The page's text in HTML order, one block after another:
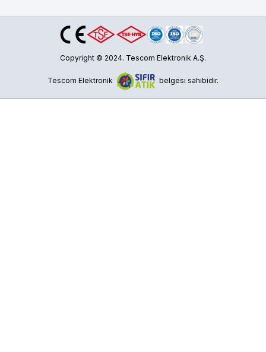
Copyright © 2024. Tescom Elektronik A.Ş.
Tescom Elektronik belgesi sahibidir.